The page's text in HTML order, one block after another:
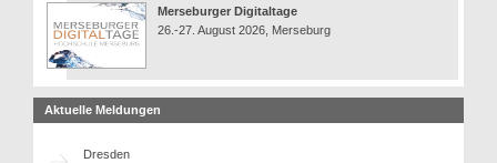
Merseburger Digitaltage
26.-27. August 2026, Merseburg
Aktuelle Meldungen
Dresden